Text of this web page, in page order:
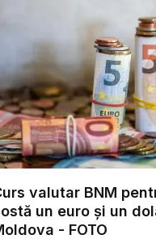
valutar BNM
un euro și un
- FOTO